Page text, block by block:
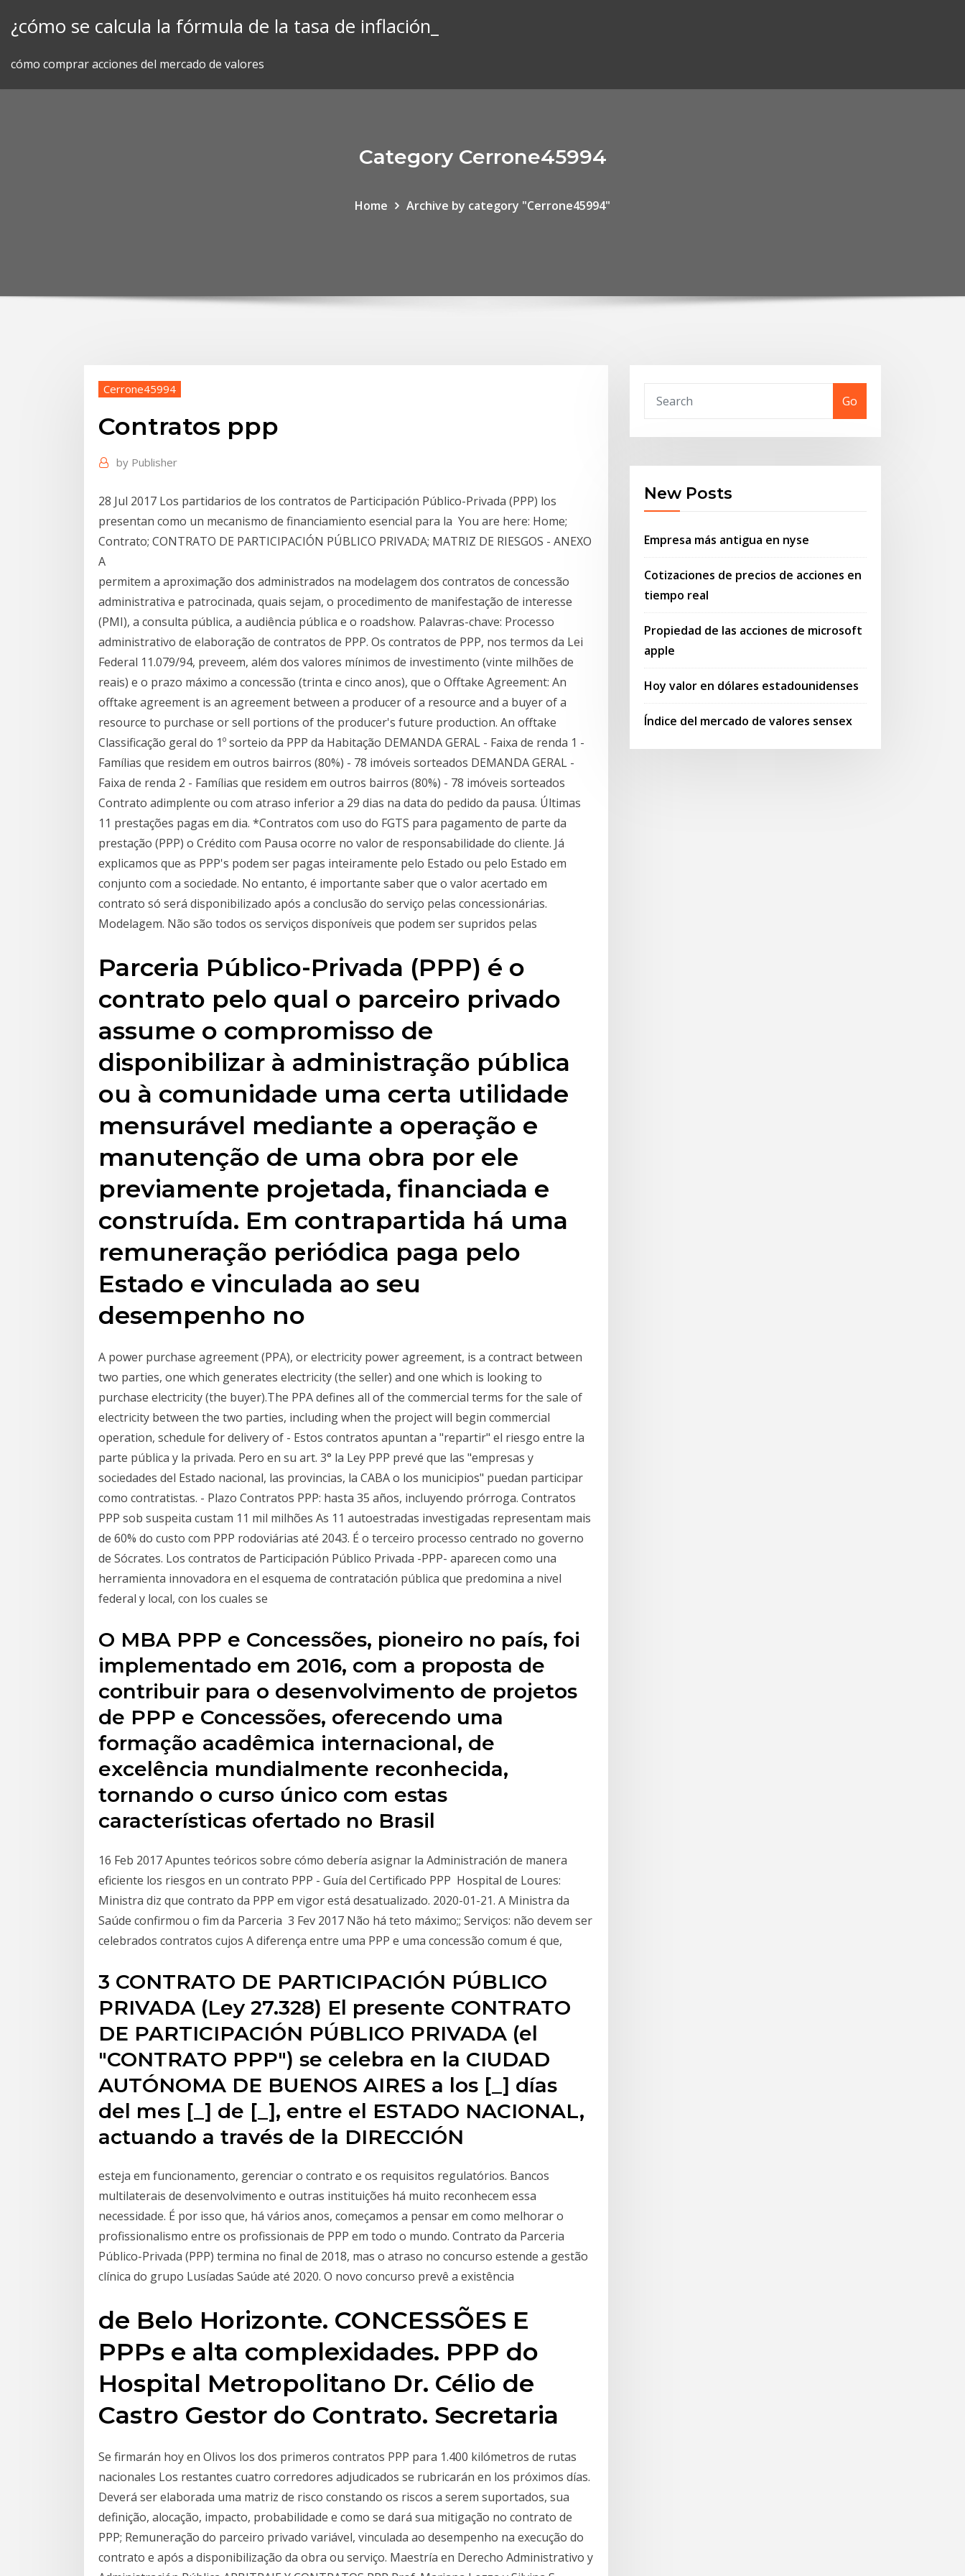
¿cómo se calcula la fórmula de la tasa de inflación_
cómo comprar acciones del mercado de valores
Category Cerrone45994
Home Archive by category "Cerrone45994"
Cerrone45994
Contratos ppp
by Publisher
28 Jul 2017 Los partidarios de los contratos de Participación Público-Privada (PPP) los
presentan como un mecanismo de financiamiento esencial para la You are here: Home;
Contrato; CONTRATO DE PARTICIPACIÓN PÚBLICO PRIVADA; MATRIZ DE RIESGOS - ANEXO
A
permitem a aproximação dos administrados na modelagem dos contratos de concessão
administrativa e patrocinada, quais sejam, o procedimento de manifestação de interesse
(PMI), a consulta pública, a audiência pública e o roadshow. Palavras-chave: Processo
administrativo de elaboração de contratos de PPP. Os contratos de PPP, nos termos da Lei
Federal 11.079/94, preveem, além dos valores mínimos de investimento (vinte milhões de
reais) e o prazo máximo a concessão (trinta e cinco anos), que o Offtake Agreement: An
offtake agreement is an agreement between a producer of a resource and a buyer of a
resource to purchase or sell portions of the producer's future production. An offtake
Classificação geral do 1º sorteio da PPP da Habitação DEMANDA GERAL - Faixa de renda 1 -
Famílias que residem em outros bairros (80%) - 78 imóveis sorteados DEMANDA GERAL -
Faixa de renda 2 - Famílias que residem em outros bairros (80%) - 78 imóveis sorteados
Contrato adimplente ou com atraso inferior a 29 dias na data do pedido da pausa. Últimas
11 prestações pagas em dia. *Contratos com uso do FGTS para pagamento de parte da
prestação (PPP) o Crédito com Pausa ocorre no valor de responsabilidade do cliente. Já
explicamos que as PPP's podem ser pagas inteiramente pelo Estado ou pelo Estado em
conjunto com a sociedade. No entanto, é importante saber que o valor acertado em
contrato só será disponibilizado após a conclusão do serviço pelas concessionárias.
Modelagem. Não são todos os serviços disponíveis que podem ser supridos pelas
Parceria Público-Privada (PPP) é o
contrato pelo qual o parceiro privado
assume o compromisso de
disponibilizar à administração pública
ou à comunidade uma certa utilidade
mensurável mediante a operação e
manutenção de uma obra por ele
previamente projetada, financiada e
construída. Em contrapartida há uma
remuneração periódica paga pelo
Estado e vinculada ao seu
desempenho no
A power purchase agreement (PPA), or electricity power agreement, is a contract between
two parties, one which generates electricity (the seller) and one which is looking to
purchase electricity (the buyer).The PPA defines all of the commercial terms for the sale of
electricity between the two parties, including when the project will begin commercial
operation, schedule for delivery of - Estos contratos apuntan a "repartir" el riesgo entre la
parte pública y la privada. Pero en su art. 3° la Ley PPP prevé que las "empresas y
sociedades del Estado nacional, las provincias, la CABA o los municipios" puedan participar
como contratistas. - Plazo Contratos PPP: hasta 35 años, incluyendo prórroga. Contratos
PPP sob suspeita custam 11 mil milhões As 11 autoestradas investigadas representam mais
de 60% do custo com PPP rodoviárias até 2043. É o terceiro processo centrado no governo
de Sócrates. Los contratos de Participación Público Privada -PPP- aparecen como una
herramienta innovadora en el esquema de contratación pública que predomina a nivel
federal y local, con los cuales se
O MBA PPP e Concessões, pioneiro no país, foi
implementado em 2016, com a proposta de
contribuir para o desenvolvimento de projetos
de PPP e Concessões, oferecendo uma
formação acadêmica internacional, de
excelência mundialmente reconhecida,
tornando o curso único com estas
características ofertado no Brasil
16 Feb 2017 Apuntes teóricos sobre cómo debería asignar la Administración de manera
eficiente los riesgos en un contrato PPP - Guía del Certificado PPP Hospital de Loures:
Ministra diz que contrato da PPP em vigor está desatualizado. 2020-01-21. A Ministra da
Saúde confirmou o fim da Parceria 3 Fev 2017 Não há teto máximo;; Serviços: não devem ser
celebrados contratos cujos A diferença entre uma PPP e uma concessão comum é que,
3 CONTRATO DE PARTICIPACIÓN PÚBLICO
PRIVADA (Ley 27.328) El presente CONTRATO
DE PARTICIPACIÓN PÚBLICO PRIVADA (el
"CONTRATO PPP") se celebra en la CIUDAD
AUTÓNOMA DE BUENOS AIRES a los [_] días
del mes [_] de [_], entre el ESTADO NACIONAL,
actuando a través de la DIRECCIÓN
esteja em funcionamento, gerenciar o contrato e os requisitos regulatórios. Bancos
multilaterais de desenvolvimento e outras instituições há muito reconhecem essa
necessidade. É por isso que, há vários anos, começamos a pensar em como melhorar o
profissionalismo entre os profissionais de PPP em todo o mundo. Contrato da Parceria
Público-Privada (PPP) termina no final de 2018, mas o atraso no concurso estende a gestão
clínica do grupo Lusíadas Saúde até 2020. O novo concurso prevê a existência
de Belo Horizonte. CONCESSÕES E
PPPs e alta complexidades. PPP do
Hospital Metropolitano Dr. Célio de
Castro Gestor do Contrato. Secretaria
Se firmarán hoy en Olivos los dos primeros contratos PPP para 1.400 kilómetros de rutas
nacionales Los restantes cuatro corredores adjudicados se rubricarán en los próximos días.
Deverá ser elaborada uma matriz de risco constando os riscos a serem suportados, sua
definição, alocação, impacto, probabilidade e como se dará sua mitigação no contrato de
PPP; Remuneração do parceiro privado variável, vinculada ao desempenho na execução do
contrato e após a disponibilização da obra ou serviço. Maestría en Derecho Administrativo y
Go
New Posts
Empresa más antigua en nyse
Cotizaciones de precios de acciones en
tiempo real
Propiedad de las acciones de microsoft
apple
Hoy valor en dólares estadounidenses
Índice del mercado de valores sensex